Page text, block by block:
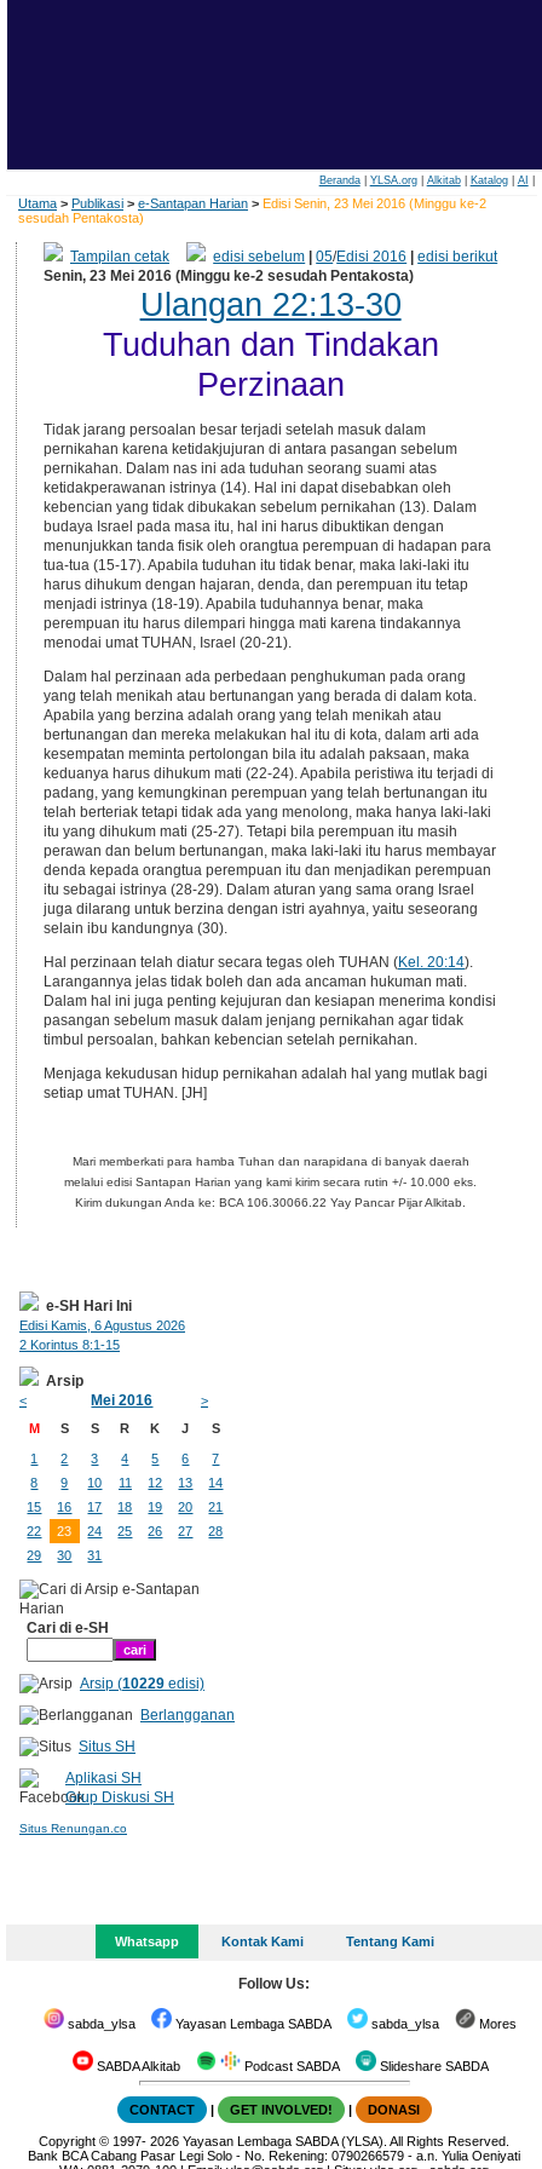
Beranda| YLSA.org| Alkitab| Katalog| AI
Utama > Publikasi > e-Santapan Harian > Edisi Senin, 23 Mei 2016 (Minggu ke-2
sesudah Pentakosta)
Tampilan cetak edisi sebelum |05/Edisi 2016 |edisi berikut
Senin, 23 Mei 2016 (Minggu ke-2 sesudah Pentakosta)
Ulangan 22:13-30
Tuduhan dan Tindakan
Perzinaan
Tidak jarang persoalan besar terjadi setelah masuk dalam
pernikahan karena ketidakjujuran di antara pasangan sebelum
pernikahan. Dalam nas ini ada tuduhan seorang suami atas
ketidakperawanan istrinya (14). Hal ini dapat disebabkan oleh
kebencian yang tidak dibukakan sebelum pernikahan (13). Dalam
budaya Israel pada masa itu, hal ini harus dibuktikan dengan
menunjukkan tanda fisik oleh orangtua perempuan di hadapan para
tua-tua (15-17). Apabila tuduhan itu tidak benar, maka laki-laki itu
harus dihukum dengan hajaran, denda, dan perempuan itu tetap
menjadi istrinya (18-19). Apabila tuduhannya benar, maka
perempuan itu harus dilempari hingga mati karena tindakannya
menodai umat TUHAN, Israel (20-21).
Dalam hal perzinaan ada perbedaan penghukuman pada orang
yang telah menikah atau bertunangan yang berada di dalam kota.
Apabila yang berzina adalah orang yang telah menikah atau
bertunangan dan mereka melakukan hal itu di kota, dalam arti ada
kesempatan meminta pertolongan bila itu adalah paksaan, maka
keduanya harus dihukum mati (22-24). Apabila peristiwa itu terjadi di
padang, yang kemungkinan perempuan yang telah bertunangan itu
telah berteriak tetapi tidak ada yang menolong, maka hanya laki-laki
itu yang dihukum mati (25-27). Tetapi bila perempuan itu masih
perawan dan belum bertunangan, maka laki-laki itu harus membayar
denda kepada orangtua perempuan itu dan menjadikan perempuan
itu sebagai istrinya (28-29). Dalam aturan yang sama orang Israel
juga dilarang untuk berzina dengan istri ayahnya, yaitu seseorang
selain ibu kandungnya (30).
Hal perzinaan telah diatur secara tegas oleh TUHAN (Kel. 20:14).
Larangannya jelas tidak boleh dan ada ancaman hukuman mati.
Dalam hal ini juga penting kejujuran dan kesiapan menerima kondisi
pasangan sebelum masuk dalam jenjang pernikahan agar tidak
timbul persoalan, bahkan kebencian setelah pernikahan.
Menjaga kekudusan hidup pernikahan adalah hal yang mutlak bagi
setiap umat TUHAN. [JH]
Mari memberkati para hamba Tuhan dan narapidana di banyak daerah
melalui edisi Santapan Harian yang kami kirim secara rutin +/- 10.000 eks.
Kirim dukungan Anda ke: BCA 106.30066.22 Yay Pancar Pijar Alkitab.
e-SH Hari Ini
Edisi Kamis, 6 Agustus 2026
2 Korintus 8:1-15
Arsip
< Mei 2016
>
M
S S R K J S
1 2 3 4 5 6
7
8
9 10 11 12 13
14
15
16 17 18 19 20
21
22
23 24 25 26 27
28
29
30 31
Cari di e-SH
Arsip (10229edisi)
Berlangganan
Situs SH
Aplikasi SH
Grup Diskusi SH
Situs Renungan.co
Whatsapp Kontak Kami Tentang Kami
Follow Us:
sabda_ylsa Yayasan Lembaga SABDA sabda_ylsa Mores
SABDA Alkitab Podcast SABDA Slideshare SABDA
CONTACT | GET INVOLVED! | DONASI
Copyright © 1997-2026Yayasan Lembaga SABDA (YLSA). All Rights Reserved.
Bank BCA Cabang Pasar Legi Solo - No. Rekening: 0790266579 - a.n. Yulia Oeniyati